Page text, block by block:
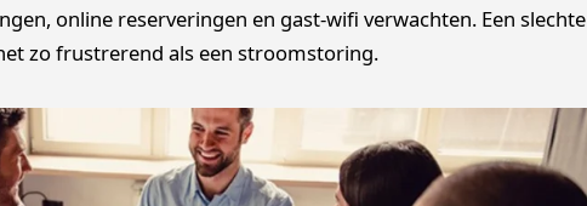
online reserveringen en gast-wifi verwachten. Een slechte
zo frustrerend als een stroomstoring.